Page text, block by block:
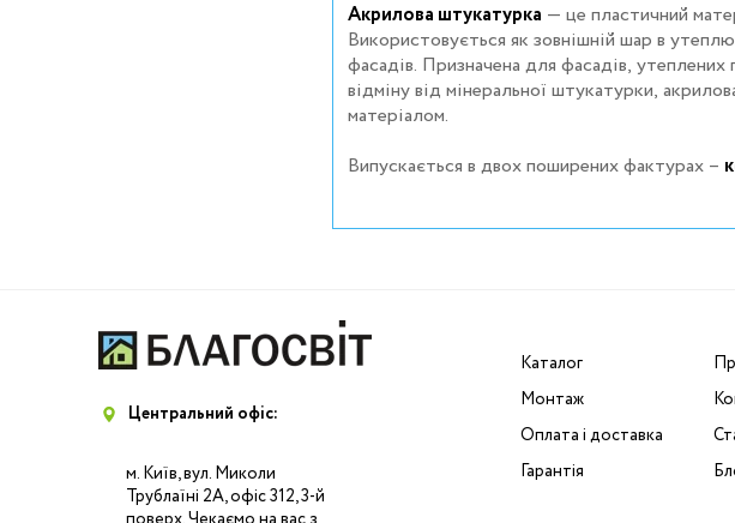
Акрилова штукатурка — це пластичний
Використовується як зовнішній шар в
фасадів. Призначена для фасадів, утеплених
відміну від мінеральної штукатурки,
матеріалом.
Випускається в двох поширених фактурах –
Центральний офіс:
м. Київ, вул. Миколи
Трублаїні 2А, офіс 312, 3-й
Каталог
Монтаж
Оплата і доставка
Гарантія